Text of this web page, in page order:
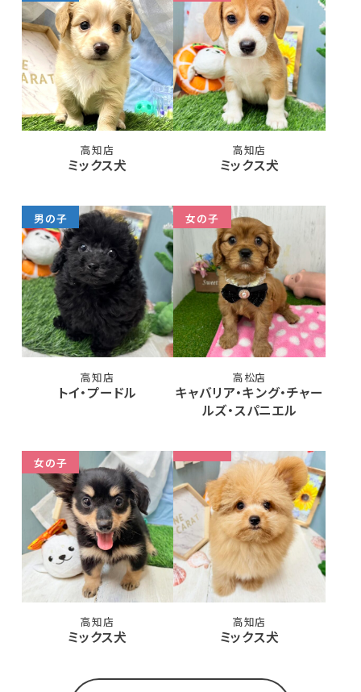
高知店
ミックス犬
高知店
ミックス犬
男の子
高知店
トイ・プードル
女の子
高松店
キャバリア・キング・チャー
ルズ・スパニエル
女の子
高知店
ミックス犬
高知店
ミックス犬